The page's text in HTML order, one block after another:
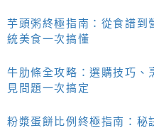
芋頭粥終極指南：從食譜到
統美食一次搞懂
牛肋條全攻略：選購技巧、
見問題一次搞定
粉漿蛋餅比例終極指南：秘